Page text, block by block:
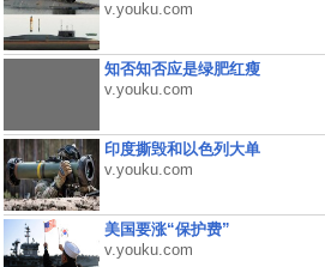
v.youku.com
知否知否应是绿肥红瘦
v.youku.com
印度撕毁和以色列大单
v.youku.com
美国要涨“保护费”
v.youku.com